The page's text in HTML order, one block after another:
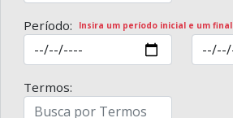
Período: Insira um período inicial e um final
Termos: